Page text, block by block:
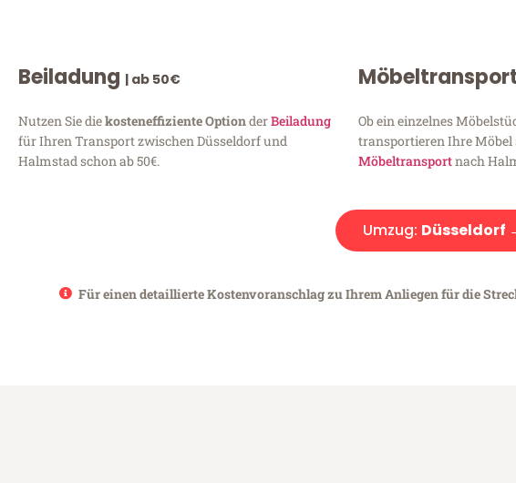
Beiladung | ab 50€
Nutzen Sie diekosteneffiziente OptionderBeiladung
für Ihren Transport zwischen Düsseldorf und
Halmstad schon ab 50€.
Ob ein einzelnes
transportieren Ihre Möbel
Möbeltransportnach
Umzug: Düsseldorf
Für einen detaillierte Kostenvoranschlag zu Ihrem Anliegen für die